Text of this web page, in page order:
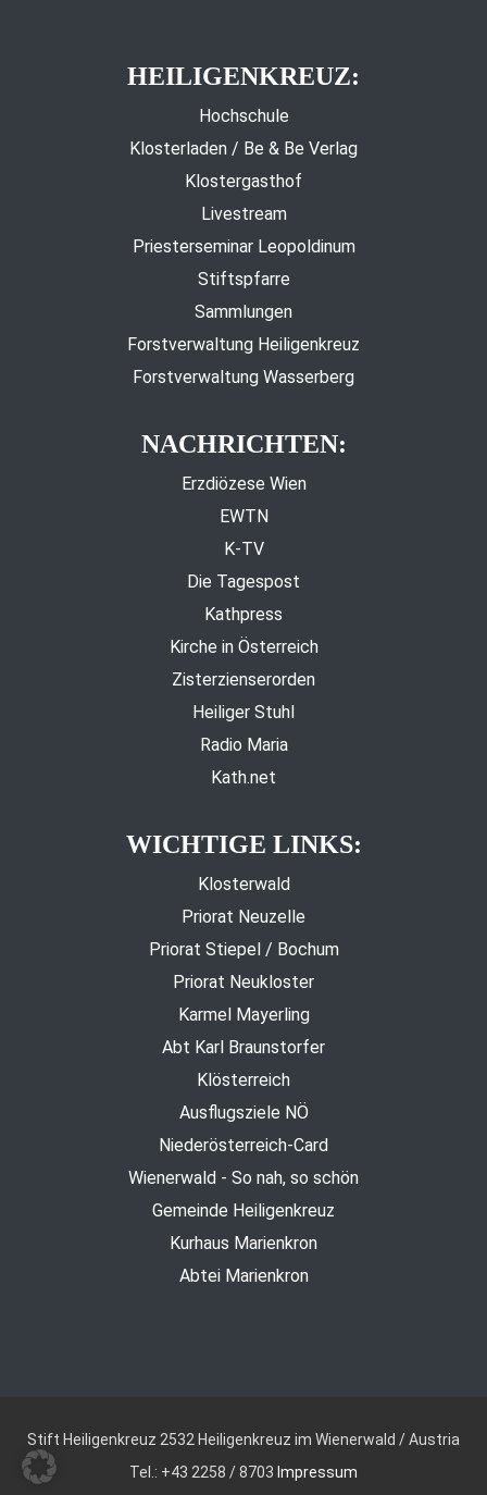
HEILIGENKREUZ:
Hochschule
Klosterladen / Be & Be Verlag
Klostergasthof
Livestream
Priesterseminar Leopoldinum
Stiftspfarre
Sammlungen
Forstverwaltung Heiligenkreuz
Forstverwaltung Wasserberg
NACHRICHTEN:
Erzdiözese Wien
EWTN
K-TV
Die Tagespost
Kathpress
Kirche in Österreich
Zisterzienserorden
Heiliger Stuhl
Radio Maria
Kath.net
WICHTIGE LINKS:
Klosterwald
Priorat Neuzelle
Priorat Stiepel / Bochum
Priorat Neukloster
Karmel Mayerling
Abt Karl Braunstorfer
Klösterreich
Ausflugsziele NÖ
Niederösterreich-Card
Wienerwald - So nah, so schön
Gemeinde Heiligenkreuz
Kurhaus Marienkron
Abtei Marienkron
Stift Heiligenkreuz 2532 Heiligenkreuz im Wienerwald / Austria
Tel.: +43 2258 / 8703 Impressum